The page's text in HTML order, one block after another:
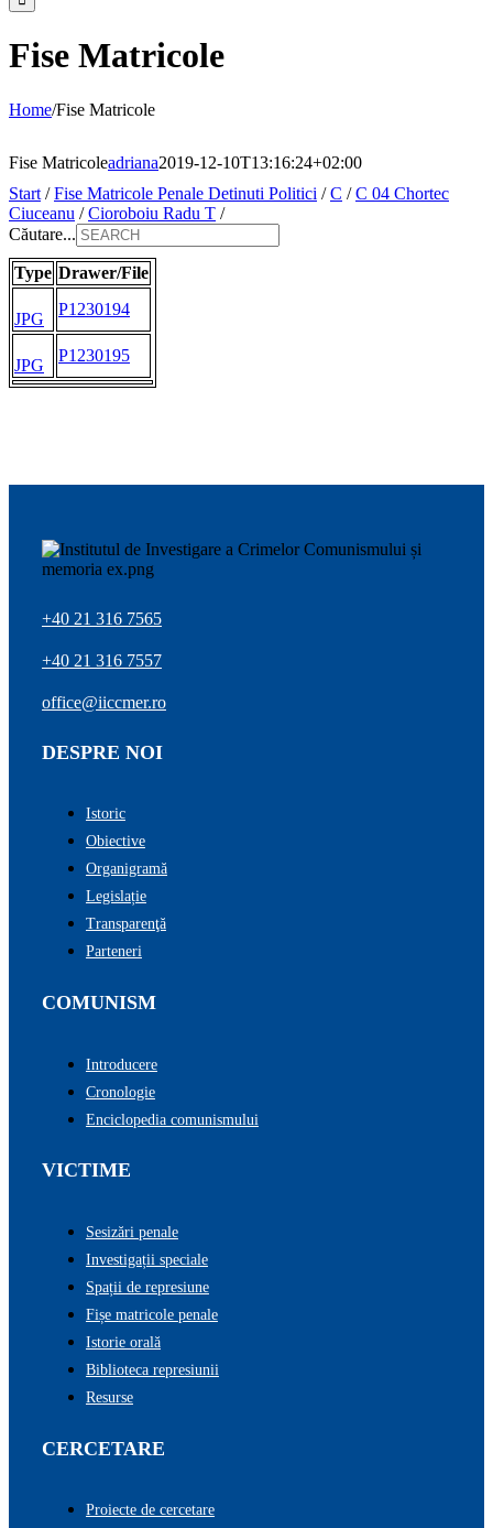
Fise Matricole
Home/Fise Matricole
Fise Matricoleadriana2019-12-10T13:16:24+02:00
Start /Fise Matricole Penale Detinuti Politici /C /C 04 Chortec
Ciuceanu /Cioroboiu Radu T /
Căutare...
Type Drawer/File
JPG
P1230194
JPG
P1230195
+40 21 316 7565
+40 21 316 7557
office@iiccmer.ro
DESPRE NOI
Istoric
Obiective
Organigramă
Legislație
Transparenţă
Parteneri
COMUNISM
Introducere
Cronologie
Enciclopedia comunismului
VICTIME
Sesizări penale
Investigații speciale
Spații de represiune
Fișe matricole penale
Istorie orală
Biblioteca represiunii
Resurse
CERCETARE
Proiecte de cercetare